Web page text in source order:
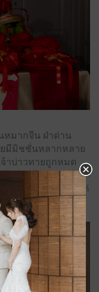
มากจีน ฝ่าด่าน
ยมีมิชชั่นหลากหลาย
าบ่าวทายถูกหมด
าสาว ไปจนถึงเต้น
ได้เป็นคนเต้นเก่ง แต่
นค่ะ